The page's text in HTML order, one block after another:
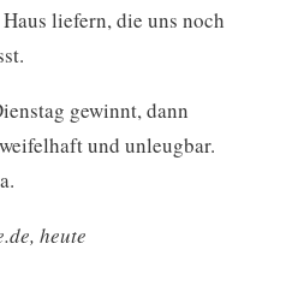
liefern, die uns noch
gewinnt, dann
und unleugbar.
heute